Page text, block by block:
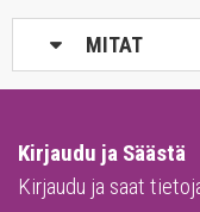
MITAT
Kirjaudu ja Säästä
Kirjaudu ja saat